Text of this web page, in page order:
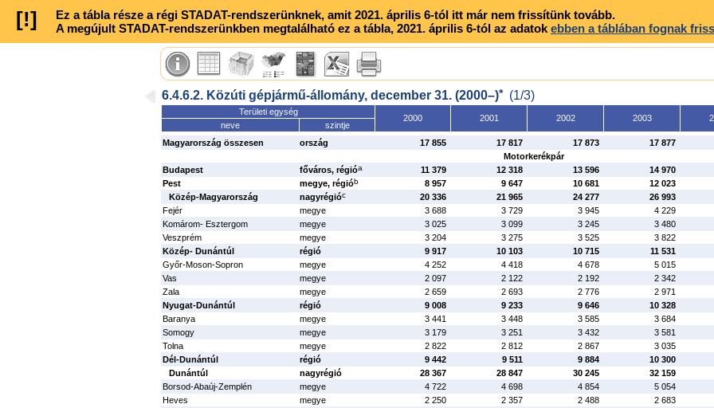
[!]
Ez a tábla része a régi STADAT-rendszerünknek, amit 2021. április 6-tól itt már nem frissítünk tovább.
A megújult STADAT-rendszerünkben megtalálható ez a tábla, 2021. április 6-tól az adatok ebben a táblában fognak
6.4.6.2. Közúti gépjármű-állomány, december 31. (2000–)* (1/3)
Területi egység
2000 2001 2002 2003
neve szintje
Szabolcs-Szatmár-Bereg
megye 780 760 787
Észak-Alföld
régió 2 147 2 158 2 212 2 188
Bács-Kiskun
megye 764 773 762 768
Békés
megye
Csongrád-Csanád
megye
Dél-Alföld
régió 1 948 1 927
Alföld és Észak
nagyrégió 6 481 6 451
Területre nem bontható
Külföldiek összesen
Magyarország összesen
ország 17 855 17 817 17 873 17 877
Motorkerékpár
Budapest
főváros, régióa 11 379 12 318 13 596 14 970
Pest
megye, régiób 8 957 9 647 10 681 12 023
Közép-Magyarország
nagyrégióc 20 336 21 965 24 277 26 993
Fejér
megye 3 688 3 729 3 945 4 229
Komárom- Esztergom
megye 3 025 3 099 3 245 3 480
Veszprém
megye 3 204 3 275 3 525 3 822
Közép- Dunántúl
régió 9 917 10 103 10 715 11 531
Győr-Moson-Sopron
megye 4 252 4 418 4 678 5 015
Vas
megye 2 097 2 122 2 192 2 342
Zala
megye 2 659 2 693 2 776 2 971
Nyugat-Dunántúl
régió 9 008 9 233 9 646 10 328
Baranya
megye 3 441 3 448 3 585 3 684
Somogy
megye 3 179 3 251 3 432 3 581
Tolna
megye 2 822 2 812 2 867 3 035
Dél-Dunántúl
régió 9 442 9 511 9 884 10 300
Dunántúl
nagyrégió 28 367 28 847 30 245 32 159
Borsod-Abaúj-Zemplén
megye 4 722 4 698 4 854 5 054
Heves
megye 2 250 2 357 2 488 2 683